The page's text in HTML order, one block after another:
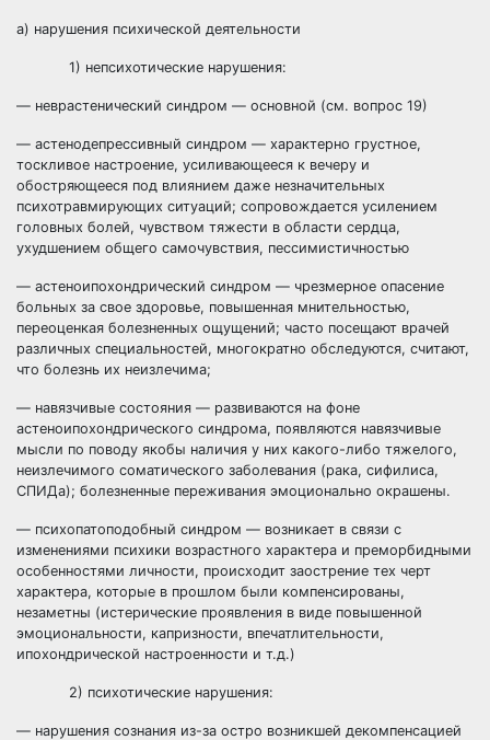
а) нарушения психической деятельности
1) непсихотические нарушения:
— неврастенический синдром — основной (см. вопрос 19)
— астенодепрессивный синдром — характерно грустное,
тоскливое настроение, усиливающееся к вечеру и
обостряющееся под влиянием даже незначительных
психотравмирующих ситуаций; сопровождается усилением
головных болей, чувством тяжести в области сердца,
ухудшением общего самочувствия, пессимистичностью
— астеноипохондрический синдром — чрезмерное опасение
больных за свое здоровье, повышенная мнительностью,
переоценкая болезненных ощущений; часто посещают врачей
различных специальностей, многократно обследуются, считают,
что болезнь их неизлечима;
— навязчивые состояния — развиваются на фоне
астеноипохондрического синдрома, появляются навязчивые
мысли по поводу якобы наличия у них какого-либо тяжелого,
неизлечимого соматического заболевания (рака, сифилиса,
СПИДа); болезненные переживания эмоционально окрашены.
— психопатоподобный синдром — возникает в связи с
изменениями психики возрастного характера и преморбидными
особенностями личности, происходит заострение тех черт
характера, которые в прошлом были компенсированы,
незаметны (истерические проявления в виде повышенной
эмоциональности, капризности, впечатлительности,
ипохондрической настроенности и т.д.)
2) психотические нарушения:
— нарушения сознания из-за остро возникшей декомпенсацией